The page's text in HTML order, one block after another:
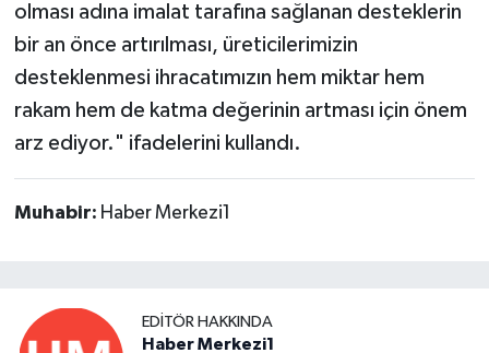
olması adına imalat tarafına sağlanan desteklerin
bir an önce artırılması, üreticilerimizin
desteklenmesi ihracatımızın hem miktar hem
rakam hem de katma değerinin artması için önem
arz ediyor." ifadelerini kullandı.
Muhabir: Haber Merkezi1
EDITÖR HAKKINDA
Haber Merkezi1